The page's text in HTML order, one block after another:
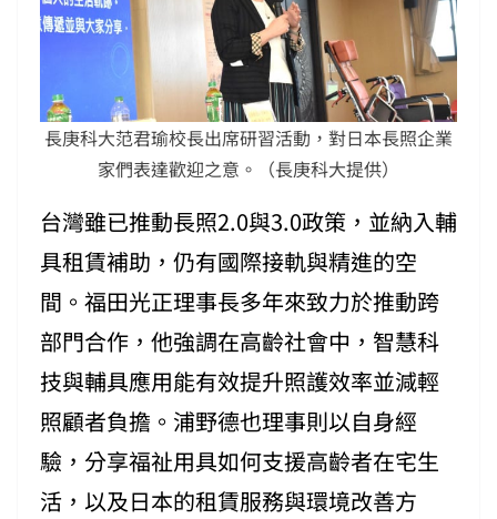
長庚科大范君瑜校長出席研習活動，對日本長照企業
家們表達歡迎之意。（長庚科大提供）
台灣雖已推動長照2.0與3.0政策，並納入輔
具租賃補助，仍有國際接軌與精進的空
間。福田光正理事長多年來致力於推動跨
部門合作，他強調在高齡社會中，智慧科
技與輔具應用能有效提升照護效率並減輕
照顧者負擔。浦野德也理事則以自身經
驗，分享福祉用具如何支援高齡者在宅生
活，以及日本的租賃服務與環境改善方